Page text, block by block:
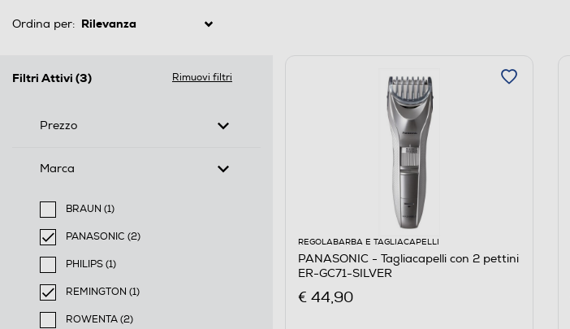
Ordina per:
Filtri Attivi (3) Rimuovi filtri
Prezzo
Marca
BRAUN (1)
Filtra per Marca: BRAUN
PANASONIC (2)
selected Filtro applicato per Marca: PANASONIC
PHILIPS (1)
Filtra per Marca: PHILIPS
REMINGTON (1)
selected Filtro applicato per Marca: REMINGTON
ROWENTA (2)
REGOLABARBA E TAGLIACAPELLI
PANASONIC - Tagliacapelli con 2 pettini
ER-GC71-SILVER
€ 44,90